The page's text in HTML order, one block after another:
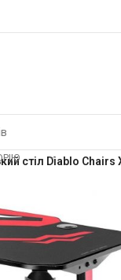
стіл Diablo Chairs